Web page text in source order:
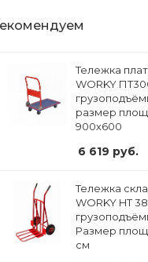
Тележка
WORKY
размер
900х600
6 619 руб.
Тележка
WORKY HT
Размер
см